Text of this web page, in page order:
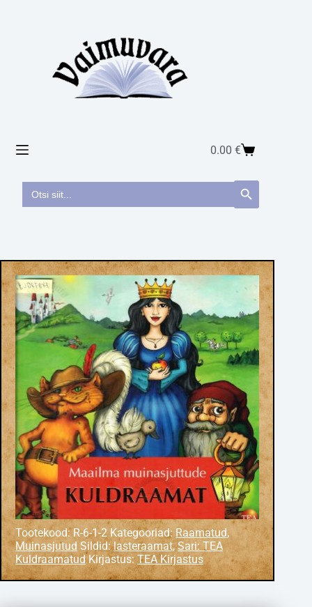
0.00€
Search
for:
Search Button
Tootekood: R-6-1-2 Kategooriad: Raamatud,
Muinasjutud Sildid:lasteraamat, Sari: TEA
Kuldraamatud Kirjastus:TEA Kirjastus